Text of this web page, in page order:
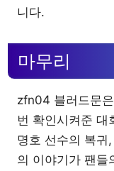
니다.
마무리
zfn04 블러드문
번 확인시켜준 대
명호 선수의 복귀
의 이야기가 팬들